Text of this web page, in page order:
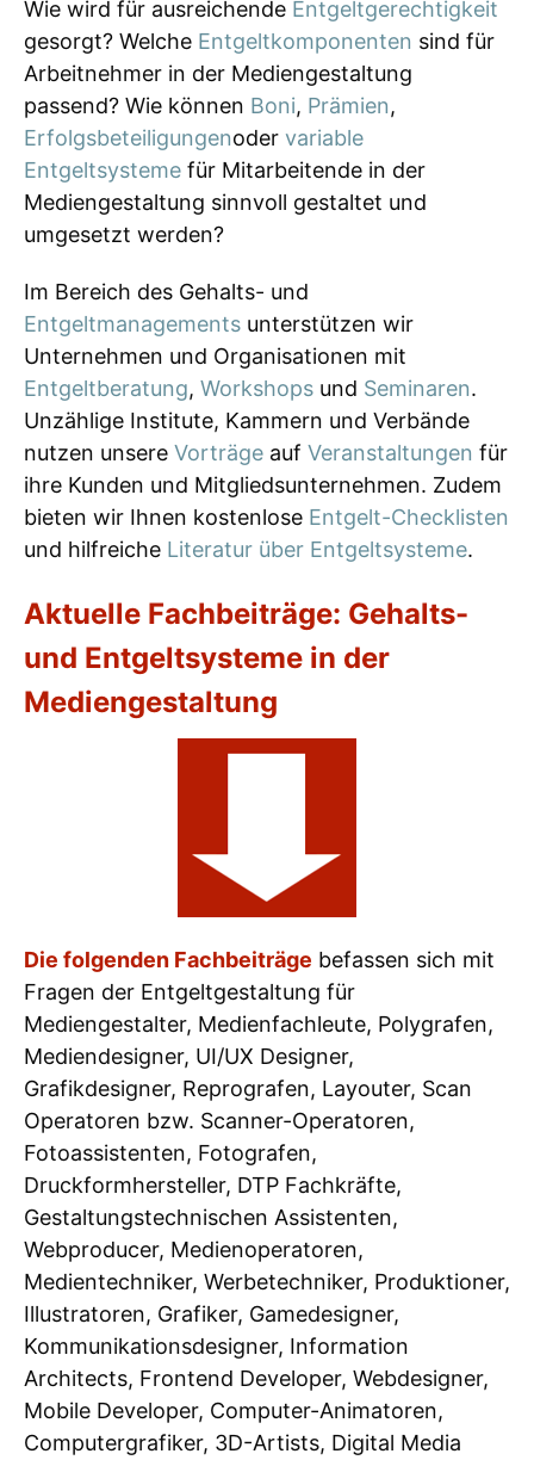
Wie wird für ausreichende Entgeltgerechtigkeit
gesorgt? Welche Entgeltkomponenten sind für
Arbeitnehmer in der Mediengestaltung
passend? Wie können Boni, Prämien,
Erfolgsbeteiligungenoder variable
Entgeltsysteme für Mitarbeitende in der
Mediengestaltung sinnvoll gestaltet und
umgesetzt werden?
Im Bereich des Gehalts- und
Entgeltmanagements unterstützen wir
Unternehmen und Organisationen mit
Entgeltberatung, Workshops und Seminaren.
Unzählige Institute, Kammern und Verbände
nutzen unsere Vorträge auf Veranstaltungen für
ihre Kunden und Mitgliedsunternehmen. Zudem
bieten wir Ihnen kostenlose Entgelt-Checklisten
und hilfreiche Literatur über Entgeltsysteme.
Aktuelle Fachbeiträge: Gehalts-
und Entgeltsysteme in der
Mediengestaltung
Die folgenden Fachbeiträge befassen sich mit
Fragen der Entgeltgestaltung für
Mediengestalter, Medienfachleute, Polygrafen,
Mediendesigner, UI/UX Designer,
Grafikdesigner, Reprografen, Layouter, Scan
Operatoren bzw. Scanner-Operatoren,
Fotoassistenten, Fotografen,
Druckformhersteller, DTP Fachkräfte,
Gestaltungstechnischen Assistenten,
Webproducer, Medienoperatoren,
Medientechniker, Werbetechniker, Produktioner,
Illustratoren, Grafiker, Gamedesigner,
Kommunikationsdesigner, Information
Architects, Frontend Developer, Webdesigner,
Mobile Developer, Computer-Animatoren,
Computergrafiker, 3D-Artists, Digital Media